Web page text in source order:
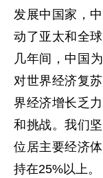
发展中国家，
动了亚太和全
几年间，中国
对世界经济复
界经济增长乏
和挑战。我们
位居主要经济
持在25%以上。